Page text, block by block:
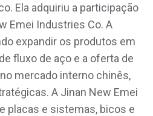
Ela adquiriu a participação
Emei Industries Co. A
expandir os produtos em
fluxo de aço e a oferta de
mercado interno chinês,
A Jinan New Emei
placas e sistemas, bicos e